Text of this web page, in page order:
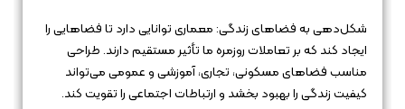
شکل‌دهی به فضاهای زندگی: معماری توانایی دارد تا فضاهایی را
ایجاد کند که بر تعاملات روزمره ما تأثیر مستقیم دارند. طراحی
مناسب فضاهای مسکونی، تجاری، آموزشی و عمومی می‌تواند
کیفیت زندگی را بهبود بخشد و ارتباطات اجتماعی را تقویت کند.